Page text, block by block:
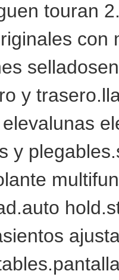
touran
con
y
y